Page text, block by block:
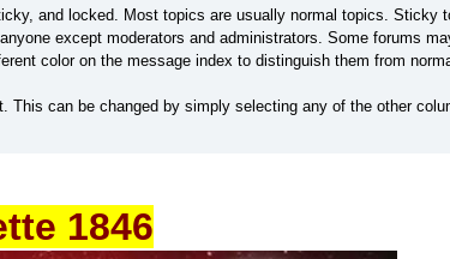
and locked. Most topics are usually normal topics. Sticky
except moderators and administrators. Some forums
color on the message index to distinguish them from
can be changed by simply selecting any of the other
1846